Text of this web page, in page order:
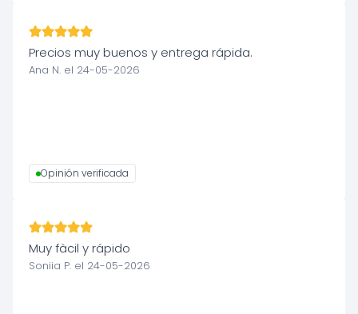
Precios muy buenos y entrega rápida.
Ana N. el 24-05-2026
Opinión verificada
Muy fàcil y rápido
Soniia P. el 24-05-2026